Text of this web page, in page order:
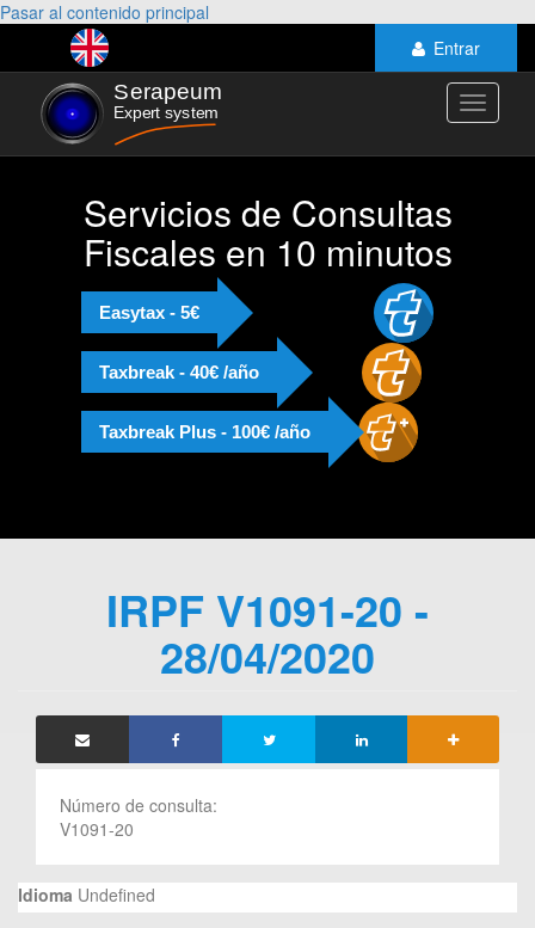
Pasar al contenido principal
Entrar
Toggle
Servicios de Consultas
Fiscales en 10 minutos
Easytax - 5€
Taxbreak - 40€ /año
Taxbreak Plus - 100€ /año
IRPF V1091-20 -
28/04/2020
Número de consulta:
V1091-20
Idioma Undefined